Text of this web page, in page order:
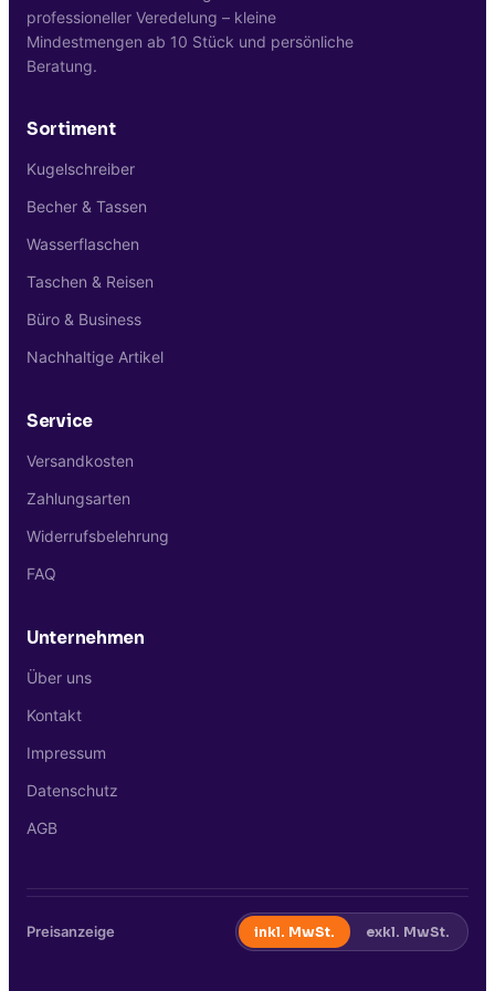
bündeln -- das Netz bleibt am Empfänger
als wiederverwendbarer Transport.
professioneller Veredelung – kleine
Mindestmengen ab 10 Stück und persönliche
Beratung.
Sortiment
Kugelschreiber
Becher & Tassen
Wasserflaschen
Taschen & Reisen
Büro & Business
Nachhaltige Artikel
Service
Versandkosten
Zahlungsarten
Widerrufsbelehrung
FAQ
Unternehmen
Über uns
Kontakt
Impressum
Datenschutz
AGB
Preisanzeige inkl. MwSt. exkl. MwSt.